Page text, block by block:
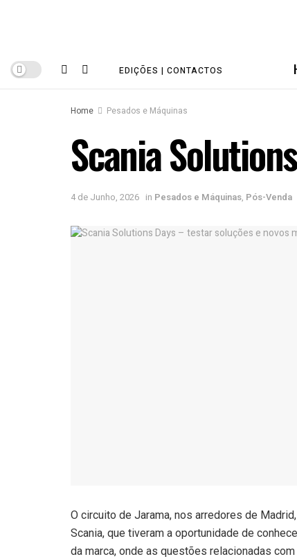
EDIÇÕES | CONTACTOS
Home Pesados e Máquinas
Scania
4 de Junho, 2026 in Pesados e Máquinas, Pós-Venda
O circuito de Jarama, nos arredores de
Scania, que tiveram a oportunidade de
da marca, onde as questões relacionadas